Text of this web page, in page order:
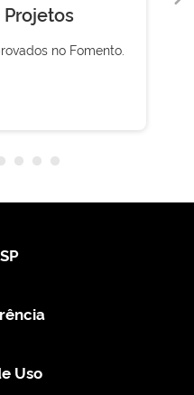
no Fomento.
Uso